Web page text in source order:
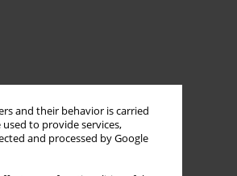
and their behavior is carried
to provide services,
and processed by Google